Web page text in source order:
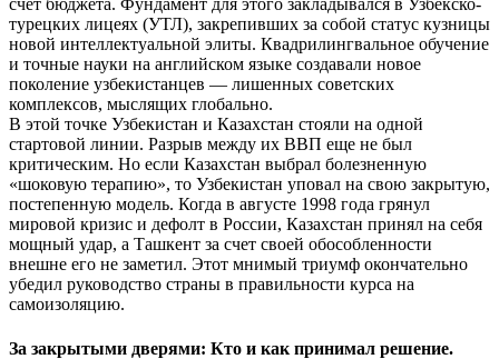
счет бюджета. Фундамент для этого закладывался в Узбекско-
турецких лицеях (УТЛ), закрепивших за собой статус кузницы
новой интеллектуальной элиты. Квадрилингвальное обучение
и точные науки на английском языке создавали новое
поколение узбекистанцев — лишенных советских
комплексов, мыслящих глобально.
В этой точке Узбекистан и Казахстан стояли на одной
стартовой линии. Разрыв между их ВВП еще не был
критическим. Но если Казахстан выбрал болезненную
«шоковую терапию», то Узбекистан уповал на свою закрытую,
постепенную модель. Когда в августе 1998 года грянул
мировой кризис и дефолт в России, Казахстан принял на себя
мощный удар, а Ташкент за счет своей обособленности
внешне его не заметил. Этот мнимый триумф окончательно
убедил руководство страны в правильности курса на
самоизоляцию.
За закрытыми дверями: Кто и как принимал решение.